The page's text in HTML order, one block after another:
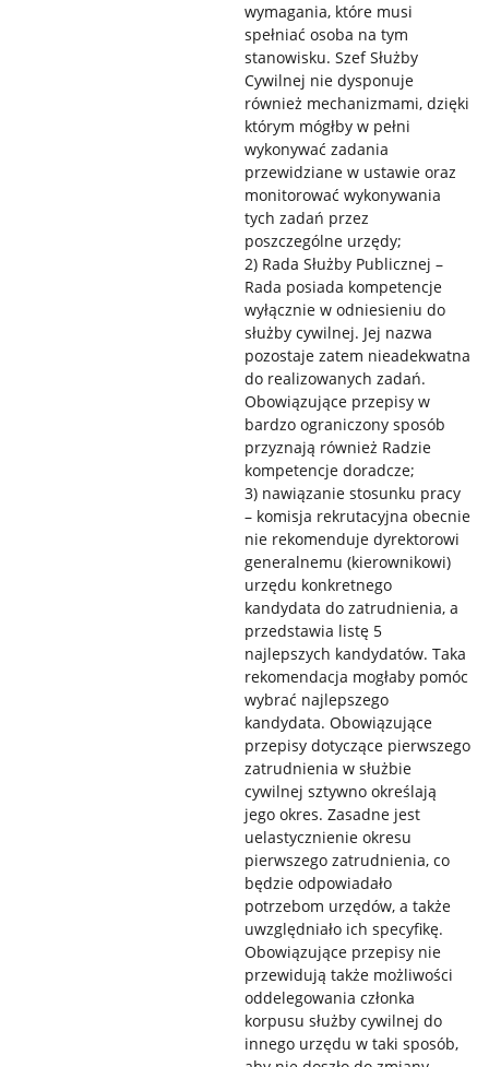
wymagania, które musi
spełniać osoba na tym
stanowisku. Szef Służby
Cywilnej nie dysponuje
również mechanizmami, dzięki
którym mógłby w pełni
wykonywać zadania
przewidziane w ustawie oraz
monitorować wykonywania
tych zadań przez
poszczególne urzędy;
2) Rada Służby Publicznej –
Rada posiada kompetencje
wyłącznie w odniesieniu do
służby cywilnej. Jej nazwa
pozostaje zatem nieadekwatna
do realizowanych zadań.
Obowiązujące przepisy w
bardzo ograniczony sposób
przyznają również Radzie
kompetencje doradcze;
3) nawiązanie stosunku pracy
– komisja rekrutacyjna obecnie
nie rekomenduje dyrektorowi
generalnemu (kierownikowi)
urzędu konkretnego
kandydata do zatrudnienia, a
przedstawia listę 5
najlepszych kandydatów. Taka
rekomendacja mogłaby pomóc
wybrać najlepszego
kandydata. Obowiązujące
przepisy dotyczące pierwszego
zatrudnienia w służbie
cywilnej sztywno określają
jego okres. Zasadne jest
uelastycznienie okresu
pierwszego zatrudnienia, co
będzie odpowiadało
potrzebom urzędów, a także
uwzględniało ich specyfikę.
Obowiązujące przepisy nie
przewidują także możliwości
oddelegowania członka
korpusu służby cywilnej do
innego urzędu w taki sposób,